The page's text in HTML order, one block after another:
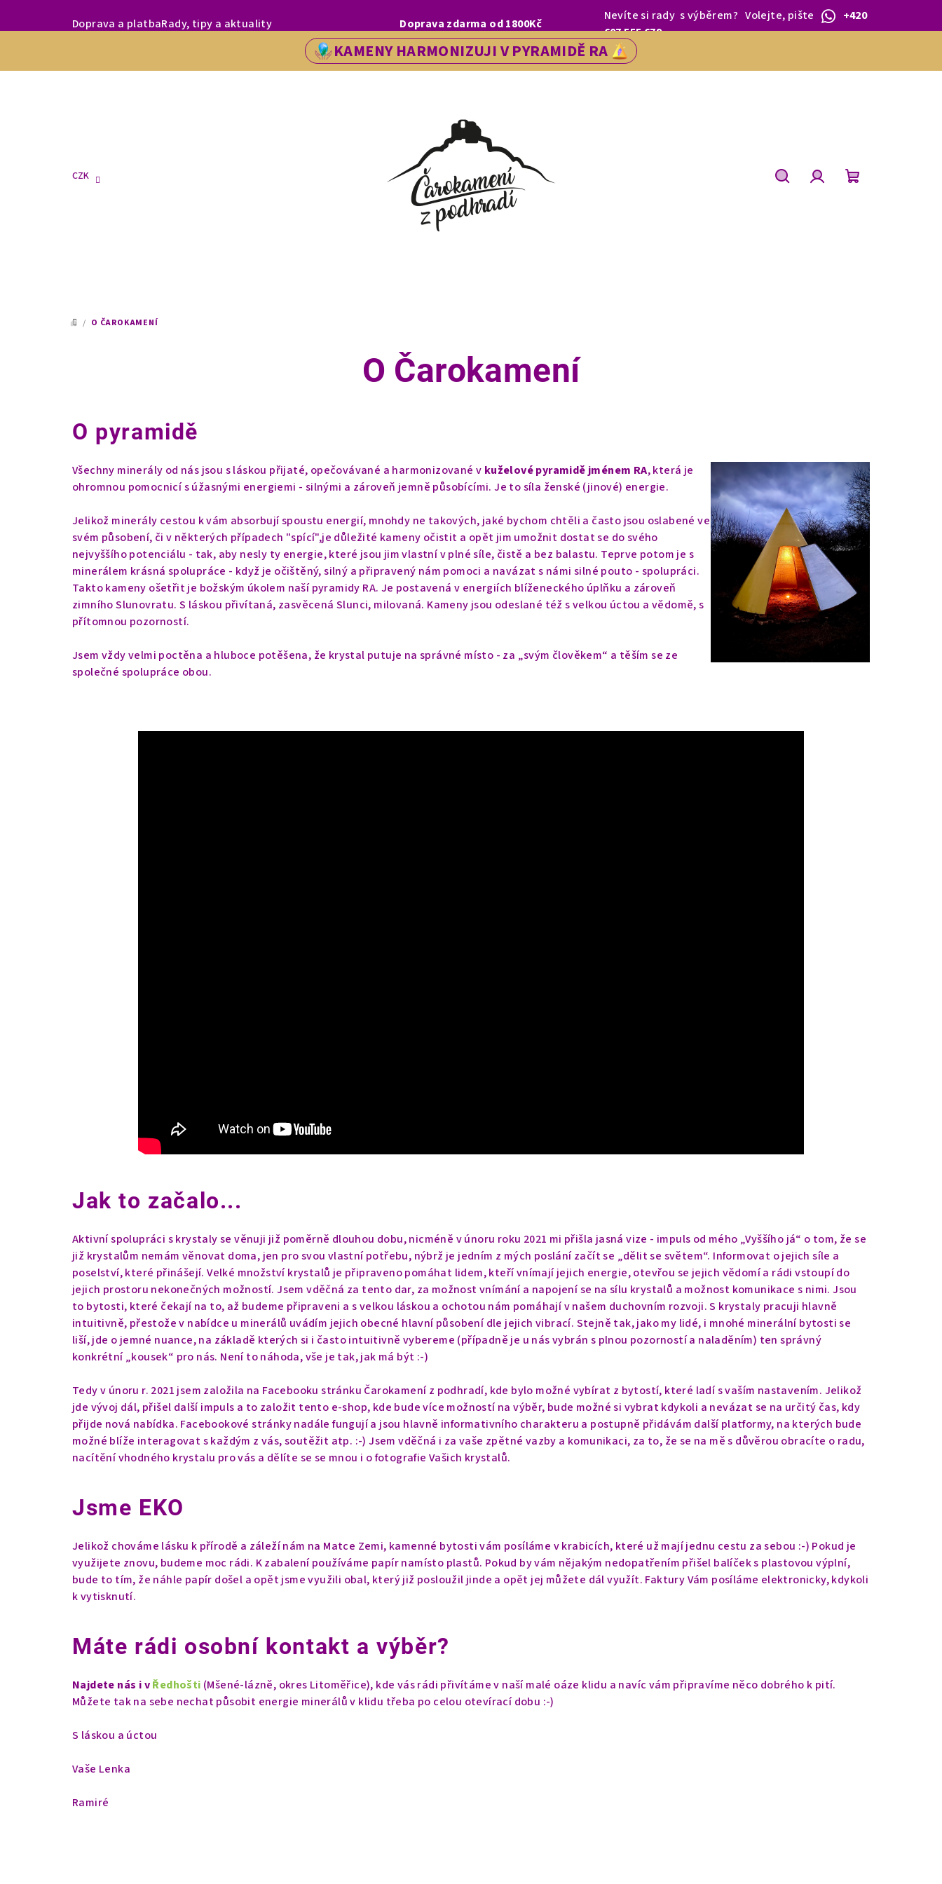
MILÍ ZÁKAZNÍCI, LETOS SE NA VÁS V NAŠÍ PRODEJNĚ V ŘEDHOŠTI BUDEME TĚŠIT OD 1.BŘEZNA.
Doprava a platbaRady, tipy a aktuality Doprava zdarma od 1800Kč
Nevíte si rady s výběrem?Volejte, pište
+420
607 555 679
KAMENY HARMONIZUJI V PYRAMIDĚ RA
CZK
DOMŮ
/ O ČAROKAMENÍ
O Čarokamení
O pyramidě
Všechny minerály od nás jsou s láskou přijaté, opečovávané a harmonizované v kuželové pyramidě jménem RA, která je
ohromnou pomocnicí s úžasnými energiemi - silnými a zároveň jemně působícími. Je to síla ženské (jinové) energie.
Jelikož minerály cestou k vám absorbují spoustu energií, mnohdy ne takových, jaké bychom chtěli a často jsou oslabené ve
svém působení, či v některých případech "spící",je důležité kameny očistit a opět jim umožnit dostat se do svého
nejvyššího potenciálu - tak, aby nesly ty energie, které jsou jim vlastní v plné síle, čistě a bez balastu. Teprve potom je s
minerálem krásná spolupráce - když je očištěný, silný a připravený nám pomoci a navázat s námi silné pouto - spolupráci.
Takto kameny ošetřit je božským úkolem naší pyramidy RA. Je postavená v energiích blíženeckého úplňku a zároveň
zimního Slunovratu. S láskou přivítaná, zasvěcená Slunci, milovaná. Kameny jsou odeslané též s velkou úctou a vědomě, s
přítomnou pozorností.
Jsem vždy velmi poctěna a hluboce potěšena, že krystal putuje na správné místo - za „svým člověkem“ a těším se ze
společné spolupráce obou.
Jak to začalo...
Aktivní spolupráci s krystaly se věnuji již poměrně dlouhou dobu, nicméně v únoru roku 2021 mi přišla jasná vize - impuls od mého „Vyššího já“ o tom, že se
již krystalům nemám věnovat doma, jen pro svou vlastní potřebu, nýbrž je jedním z mých poslání začít se „dělit se světem“. Informovat o jejich síle a
poselství, které přinášejí. Velké množství krystalů je připraveno pomáhat lidem, kteří vnímají jejich energie, otevřou se jejich vědomí a rádi vstoupí do
jejich prostoru nekonečných možností. Jsem vděčná za tento dar, za možnost vnímání a napojení se na sílu krystalů a možnost komunikace s nimi. Jsou
to bytosti, které čekají na to, až budeme připraveni a s velkou láskou a ochotou nám pomáhají v našem duchovním rozvoji. S krystaly pracuji hlavně
intuitivně, přestože v nabídce u minerálů uvádím jejich obecné hlavní působení dle jejich vibrací. Stejně tak, jako my lidé, i mnohé minerální bytosti se
liší, jde o jemné nuance, na základě kterých si i často intuitivně vybereme (případně je u nás vybrán s plnou pozorností a naladěním) ten správný
konkrétní „kousek“ pro nás. Není to náhoda, vše je tak, jak má být :-)
Tedy v únoru r. 2021 jsem založila na Facebooku stránku Čarokamení z podhradí, kde bylo možné vybírat z bytostí, které ladí s vaším nastavením. Jelikož
jde vývoj dál, přišel další impuls a to založit tento e-shop, kde bude více možností na výběr, bude možné si vybrat kdykoli a nevázat se na určitý čas, kdy
přijde nová nabídka. Facebookové stránky nadále fungují a jsou hlavně informativního charakteru a postupně přidávám další platformy, na kterých bude
možné blíže interagovat s každým z vás, soutěžit atp. :-) Jsem vděčná i za vaše zpětné vazby a komunikaci, za to, že se na mě s důvěrou obracíte o radu,
nacítění vhodného krystalu pro vás a dělíte se se mnou i o fotografie Vašich krystalů.
Jsme EKO
Jelikož chováme lásku k přírodě a záleží nám na Matce Zemi, kamenné bytosti vám posíláme v krabicích, které už mají jednu cestu za sebou :-) Pokud je
využijete znovu, budeme moc rádi. K zabalení používáme papír namísto plastů. Pokud by vám nějakým nedopatřením přišel balíček s plastovou výplní,
bude to tím, že náhle papír došel a opět jsme využili obal, který již posloužil jinde a opět jej můžete dál využít. Faktury Vám posíláme elektronicky, kdykoli
k vytisknutí.
Máte rádi osobní kontakt a výběr?
Najdete nás i vŘedhošti (Mšené-lázně, okres Litoměřice), kde vás rádi přivítáme v naší malé oáze klidu a navíc vám připravíme něco dobrého k pití.
Můžete tak na sebe nechat působit energie minerálů v klidu třeba po celou otevírací dobu :-)
S láskou a úctou
Vaše Lenka
Ramiré